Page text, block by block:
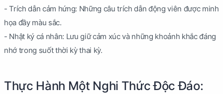
- Trích dẫn cảm hứng: Những câu trích dẫn động viên được minh
họa đầy màu sắc.
- Nhật ký cá nhân: Lưu giữ cảm xúc và những khoảnh khắc đáng
nhớ trong suốt thời kỳ thai kỳ.
Thực Hành Một Nghi Thức Độc Đáo: